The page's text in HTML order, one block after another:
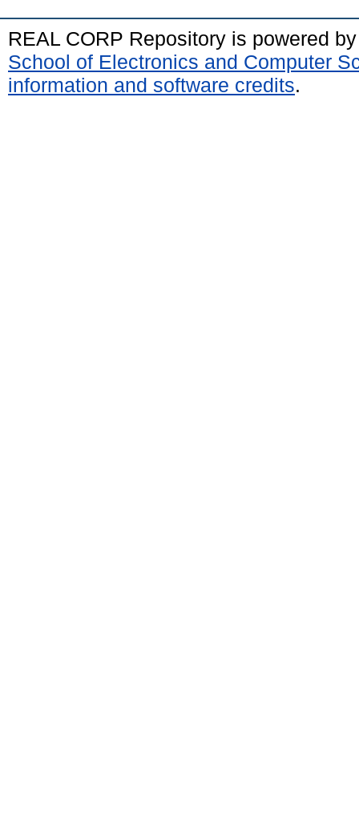
REAL CORP Repository is powered
School of Electronics and Computer
information and software credits.